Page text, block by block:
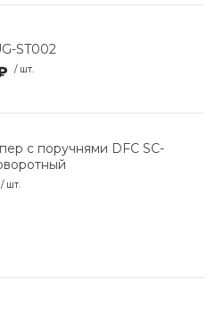
ST002
/ шт.
с поручнями DFC SC-
/ шт.